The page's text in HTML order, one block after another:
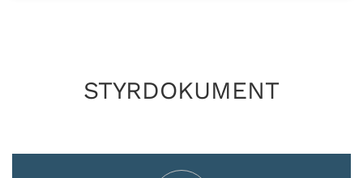
STYRDOKUMENT